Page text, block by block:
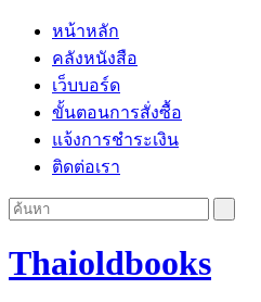
หน้าหลัก
คลังหนังสือ
เว็บบอร์ด
ขั้นตอนการสั่งซื้อ
แจ้งการชำระเงิน
ติดต่อเรา
Thaioldbooks